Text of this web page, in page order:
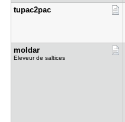
tupac2pac
moldar
Eleveur de saltices